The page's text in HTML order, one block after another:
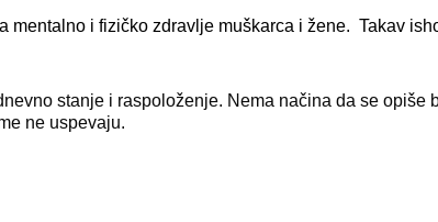
i fizičko zdravlje muškarca i žene. Takav
stanje i raspoloženje. Nema načina da se opiše
ne uspevaju.